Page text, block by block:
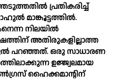
പ്രതികരിച്ച്
മാങ്കൂട്ടത്തില്‍.
നിലയില്‍
അതിരുകളില്ലാത്ത
പറഞ്ഞത്. ഒരു സാധാരണ
ഉജ്ജ്വലമായ
ഹൈക്കമാന്റിന്